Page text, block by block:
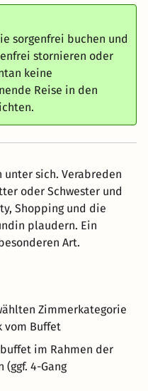
sorgenfrei buchen und
stornieren oder
keine
Reise in den
unter sich. Verabreden
oder Schwester und
Shopping und die
plaudern. Ein
Art.
Zimmerkategorie
vom Buffet
im Rahmen der
4-Gang